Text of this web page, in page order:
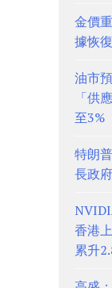
金價
據恢
油市
「供
至3%
特朗
長政
香港
累升